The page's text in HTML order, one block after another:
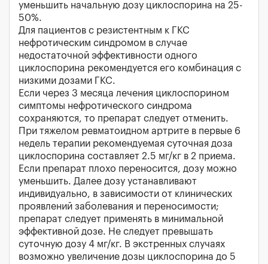
уменьшить начальную дозу циклоспорина на 25-
50%.
Для пациентов с резистентным к ГКС
нефротическим синдромом в случае
недостаточной эффективности одного
циклоспорина рекомендуется его комбинация с
низкими дозами ГКС.
Если через 3 месяца лечения циклоспорином
симптомы нефротического синдрома
сохраняются, то препарат следует отменить.
При тяжелом ревматоидном артрите в первые 6
недель терапии рекомендуемая суточная доза
циклоспорина составляет 2.5 мг/кг в 2 приема.
Если препарат плохо переносится, дозу можно
уменьшить. Далее дозу устанавливают
индивидуально, в зависимости от клинических
проявлений заболевания и переносимости;
препарат следует применять в минимальной
эффективной дозе. Не следует превышать
суточную дозу 4 мг/кг. В экстренных случаях
возможно увеличение дозы циклоспорина до 5